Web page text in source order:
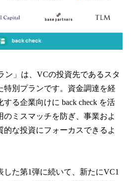
ン」は、VCの投資先であるスタ
特別プランです。資金調達を経
る企業向けに back check を活
のミスマッチを防ぎ、事業およ
的な投資にフォーカスできるよ
した第1弾に続いて、新たにVC1